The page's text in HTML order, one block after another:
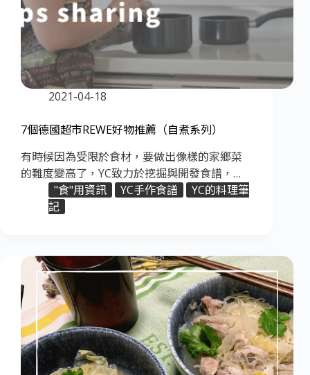
2021-04-18
7個德國超市REWE好物推薦（自煮系列）
有時候因為受限於食材，要做出像樣的家鄉菜
的難度變高了，YC致力於挖掘與開發食譜，…
"食"用資訊
YC手作食譜
YC的料理筆
記